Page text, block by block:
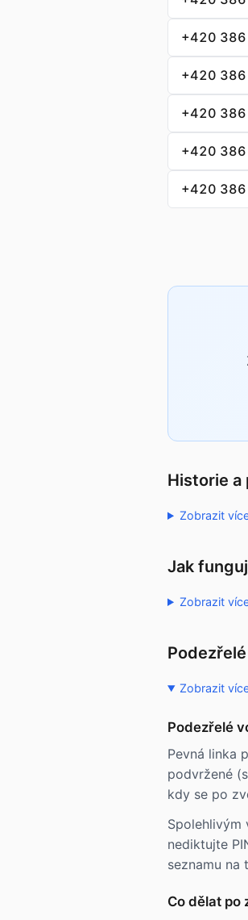
+420
+420
+420
+420
+420
Historie
Zobrazit
Jak
Zobrazit
Zobrazit
Podezřelé
Pevná linka
podvržené
kdy se po
Spolehlivým
nediktujte
seznamu na
Co dělat po